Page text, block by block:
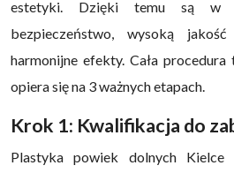
estetyki. Dzięki temu są w
bezpieczeństwo, wysoką
harmonijne efekty. Cała
opiera się na 3 ważnych etapach.
Krok 1: Kwalifikacja do
Plastyka powiek dolnych Kielce